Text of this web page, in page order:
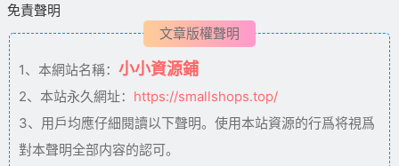
免責聲明
文章版權聲明
1、本網站名稱： 小小資源鋪
2、本站永久網址： https://smallshops.top/
3、用戶均應仔細閱讀以下聲明。使用本站資源的行爲将視爲
對本聲明全部内容的認可。